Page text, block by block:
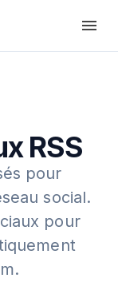
RSS
pour
social.
pour